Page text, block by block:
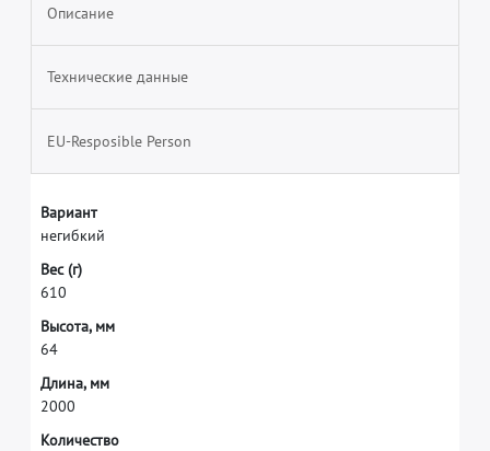
Описание
Технические данные
EU-Resposible Person
Вариант
негибкий
Вес (г)
610
Высота, мм
64
Длина, мм
2000
Количество